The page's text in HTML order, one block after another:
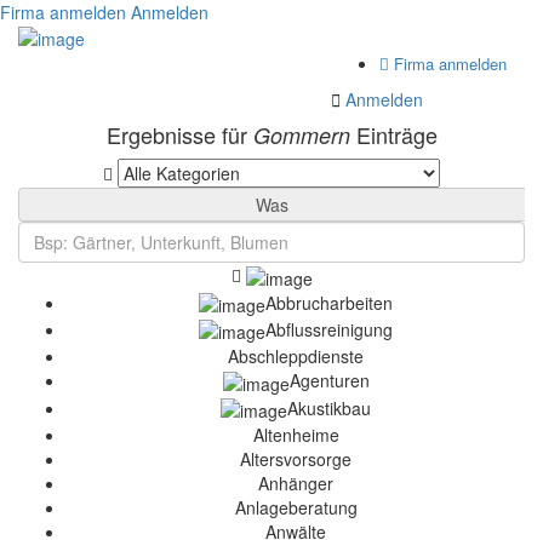
Firma anmelden Anmelden
Firma anmelden
Anmelden
Ergebnisse für GommernEinträge
Was
Abbrucharbeiten
Abflussreinigung
Abschleppdienste
Agenturen
Akustikbau
Altenheime
Altersvorsorge
Anhänger
Anlageberatung
Anwälte